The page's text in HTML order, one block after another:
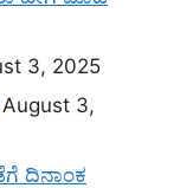
3, 2025
August 3,
ದಿನಾಂಕ